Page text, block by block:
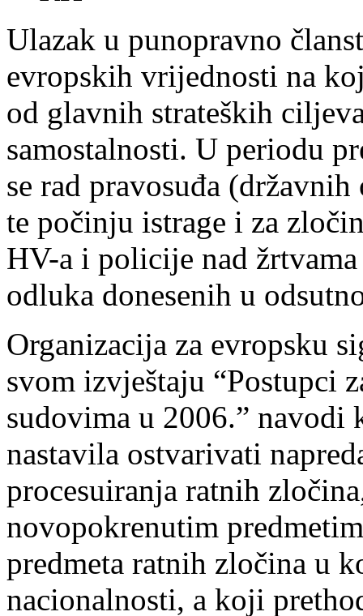
Ulazak u punopravno
evropskih vrijednosti na
od glavnih strateških
samostalnosti. U periodu
se rad pravosuđa
te počinju istrage i za
HV-a i policije nad
odluka donesenih u
Organizacija za evropsku
svom izvještaju “Postupci
sudovima u 2006.” navodi
nastavila ostvarivati
procesuiranja ratnih
novopokrenutim
predmeta ratnih zločina u
nacionalnosti, a koji